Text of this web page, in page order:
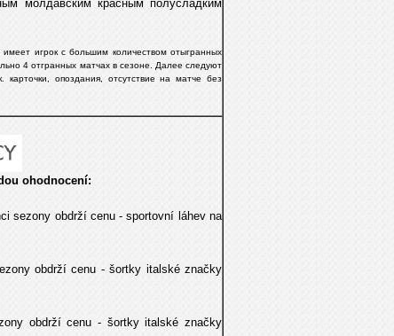
молдавским красным полусладким
игрок с большим количеством отыгранных
4 отгранных матчax в сезоне.
Далее следуют
опоздания, отсутствие на матче без
ohodnocení:
sezony obdrží cenu -sportovní láhev na
obdrží cenu -šortky italské značky
obdrží cenu - šortkyitalské značky